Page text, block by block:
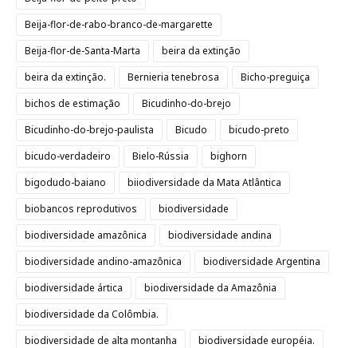
Beija-flor-de-rabo-branco-de-margarette
Beija-flor-de-Santa-Marta
beira da extinção
beira da extinção.
Bernieria tenebrosa
Bicho-preguiça
bichos de estimação
Bicudinho-do-brejo
Bicudinho-do-brejo-paulista
Bicudo
bicudo-preto
bicudo-verdadeiro
Bielo-Rússia
bighorn
bigodudo-baiano
biiodiversidade da Mata Atlântica
biobancos reprodutivos
biodiversidade
biodiversidade amazônica
biodiversidade andina
biodiversidade andino-amazônica
biodiversidade Argentina
biodiversidade ártica
biodiversidade da Amazônia
biodiversidade da Colômbia.
biodiversidade de alta montanha
biodiversidade européia.